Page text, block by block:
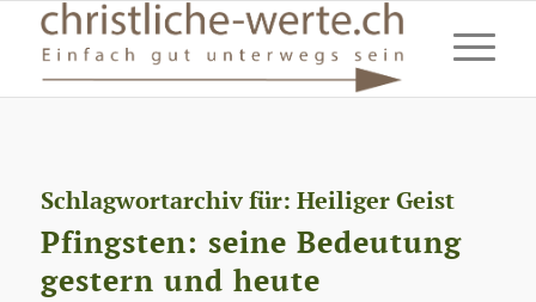
Schlagwortarchiv für: Heiliger Geist
Pfingsten: seine Bedeutung
gestern und heute